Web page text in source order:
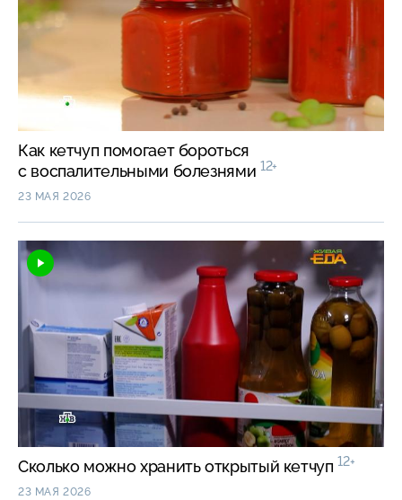
Как кетчуп помогает бороться
с воспалительными болезнями 12+
23 МАЯ 2026
Сколько можно хранить открытый кетчуп 12+
23 МАЯ 2026